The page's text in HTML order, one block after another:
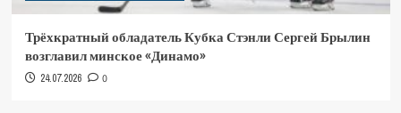
Трёхкратный обладатель Кубка Стэнли Сергей Брылин
возглавил минское «Динамо»
24.07.2026 0